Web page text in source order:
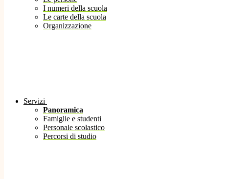
I numeri della scuola
Le carte della scuola
Organizzazione
Servizi
Panoramica
Famiglie e studenti
Personale scolastico
Percorsi di studio